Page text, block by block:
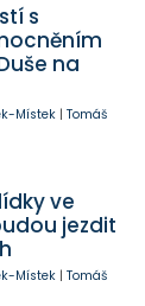
s
na
Místek| Tomáš
ve
jezdit
Místek| Tomáš